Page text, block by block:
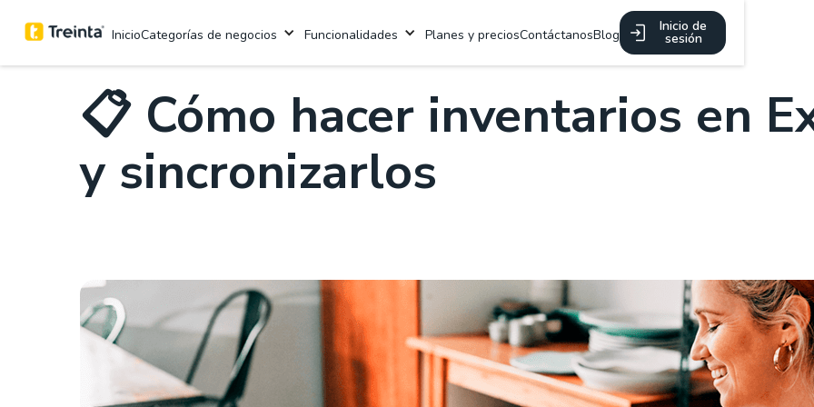
InicioCategorías de negocios Funcionalidades Planes y preciosContáctanosBlog
Inicio de
sesión
📋 Cómo hacer inventarios en
y sincronizarlos